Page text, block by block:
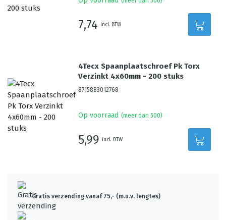
7,74 incl. BTW
4Tecx Spaanplaatschroef Pk Torx
Verzinkt 4x60mm - 200 stuks
8715883012768
Op voorraad (meer dan 500)
5,99 incl. BTW
Gratis verzending vanaf 75,- (m.u.v. lengtes)